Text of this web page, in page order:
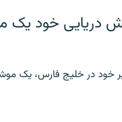
دریایی خود
خود در خلیج فارس، یک